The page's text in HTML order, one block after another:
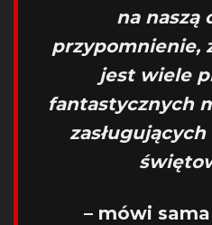
na naszą
przypomnienie,
jest wiele
fantastycznych
– mówi